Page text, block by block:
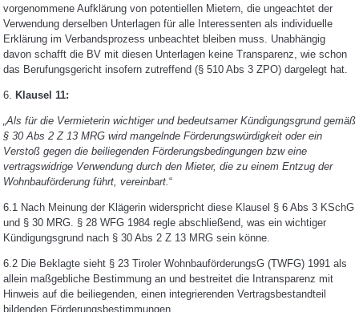
vorgenommene Aufklärung von potentiellen Mietern, die ungeachtet der
Verwendung derselben Unterlagen für alle Interessenten als individuelle
Erklärung im Verbandsprozess unbeachtet bleiben muss. Unabhängig
davon schafft die BV mit diesen Unterlagen keine Transparenz, wie schon
das Berufungsgericht insofern zutreffend (§ 510 Abs 3 ZPO) dargelegt hat.
6. Klausel 11:
„Als für die Vermieterin wichtiger und bedeutsamer Kündigungsgrund gemäß
§ 30 Abs 2 Z 13 MRG wird mangelnde Förderungswürdigkeit oder ein
Verstoß gegen die beiliegenden Förderungsbedingungen bzw eine
vertragswidrige Verwendung durch den Mieter, die zu einem Entzug der
Wohnbauförderung führt, vereinbart. “
6.1 Nach Meinung der Klägerin widerspricht diese Klausel § 6 Abs 3 KSchG
und § 30 MRG. § 28 WFG 1984 regle abschließend, was ein wichtiger
Kündigungsgrund nach § 30 Abs 2 Z 13 MRG sein könne.
6.2 Die Beklagte sieht § 23 Tiroler WohnbauförderungsG (TWFG) 1991 als
allein maßgebliche Bestimmung an und bestreitet die Intransparenz mit
Hinweis auf die beiliegenden, einen integrierenden Vertragsbestandteil
bildenden Förderungsbestimmungen.